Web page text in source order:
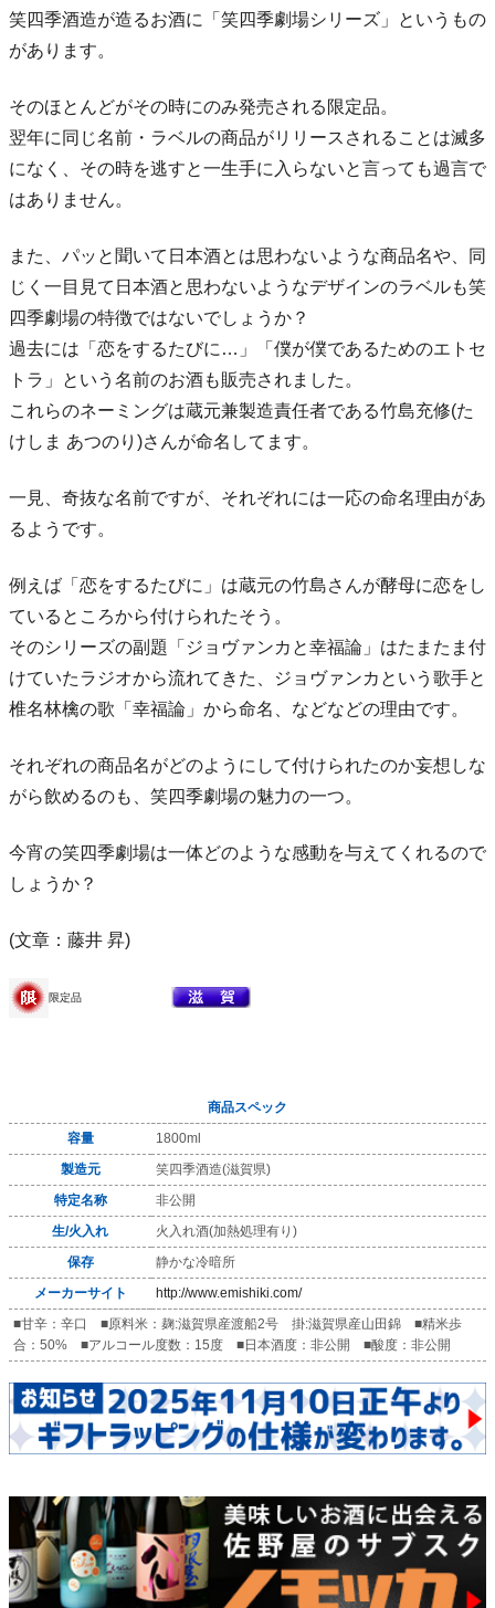
笑四季酒造が造るお酒に「笑四季劇場シリーズ」というもの
があります。
そのほとんどがその時にのみ発売される限定品。
翌年に同じ名前・ラベルの商品がリリースされることは滅多
になく、その時を逃すと一生手に入らないと言っても過言で
はありません。
また、パッと聞いて日本酒とは思わないような商品名や、同
じく一目見て日本酒と思わないようなデザインのラベルも笑
四季劇場の特徴ではないでしょうか？
過去には「恋をするたびに…」「僕が僕であるためのエトセ
トラ」という名前のお酒も販売されました。
これらのネーミングは蔵元兼製造責任者である竹島充修(た
けしま あつのり)さんが命名してます。
一見、奇抜な名前ですが、それぞれには一応の命名理由があ
るようです。
例えば「恋をするたびに」は蔵元の竹島さんが酵母に恋をし
ているところから付けられたそう。
そのシリーズの副題「ジョヴァンカと幸福論」はたまたま付
けていたラジオから流れてきた、ジョヴァンカという歌手と
椎名林檎の歌「幸福論」から命名、などなどの理由です。
それぞれの商品名がどのようにして付けられたのか妄想しな
がら飲めるのも、笑四季劇場の魅力の一つ。
今宵の笑四季劇場は一体どのような感動を与えてくれるので
しょうか？
(文章：藤井 昇)
限定品
商品スペック
容量
1800ml
製造元
笑四季酒造(滋賀県)
特定名称
非公開
生/火入れ
火入れ酒(加熱処理有り)
保存
静かな冷暗所
メーカーサイト
http://www.emishiki.com/
■甘辛：辛口 ■原料米：麹:滋賀県産渡船2号 掛:滋賀県産山田錦 ■精米歩
合：50% ■アルコール度数：15度 ■日本酒度：非公開 ■酸度：非公開